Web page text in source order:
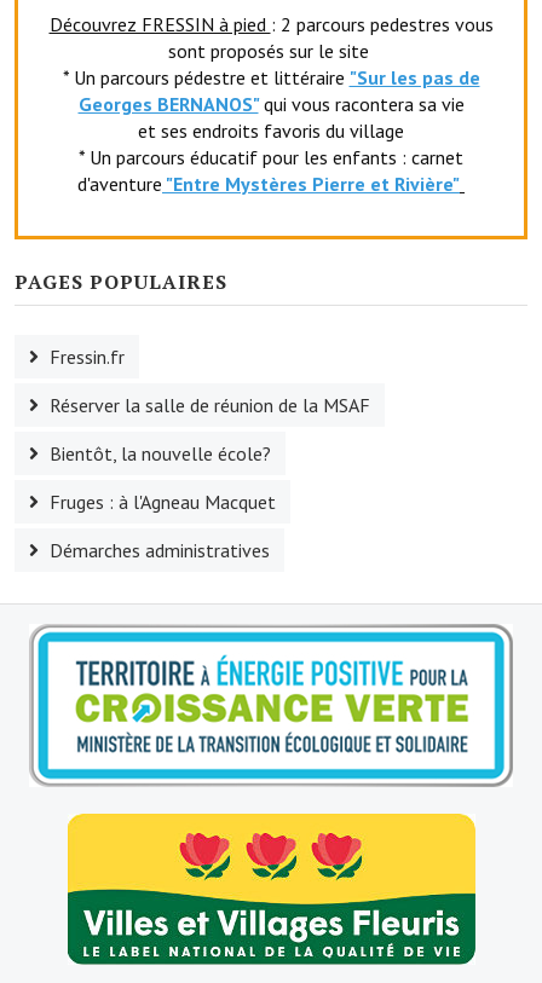
Le comité des fêtes
L'association Avotra-France
Le foyer de la Planquette
L'association des anciens combattants
Village sportif
Le calendrier annuel
Liste et coordonnées des associations
TOURISME, PATRIMOINE
Fressin, ville d'histoire
L'église
Les panneaux du patrimoine
Le château
Découvrez FRESSIN à pied : 2 parcours pedestres vous
sont proposés sur le site
* Un parcours pédestre et littéraire "Sur les pas de
Georges BERNANOS" qui vous racontera sa vie
et ses endroits favoris du village
* Un parcours éducatif pour les enfants : carnet
d'aventure "Entre Mystères Pierre et Rivière"
PAGES POPULAIRES
Fressin.fr
Réserver la salle de réunion de la MSAF
Bientôt, la nouvelle école?
Fruges : à l'Agneau Macquet
Démarches administratives